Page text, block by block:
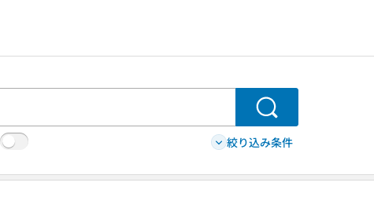
検索
絞り込み条件